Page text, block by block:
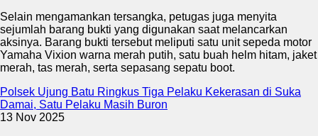
Selain mengamankan tersangka, petugas juga menyita
sejumlah barang bukti yang digunakan saat melancarkan
aksinya. Barang bukti tersebut meliputi satu unit sepeda motor
Yamaha Vixion warna merah putih, satu buah helm hitam, jaket
merah, tas merah, serta sepasang sepatu boot.
Polsek Ujung Batu Ringkus Tiga Pelaku Kekerasan di Suka
Damai, Satu Pelaku Masih Buron
13 Nov 2025